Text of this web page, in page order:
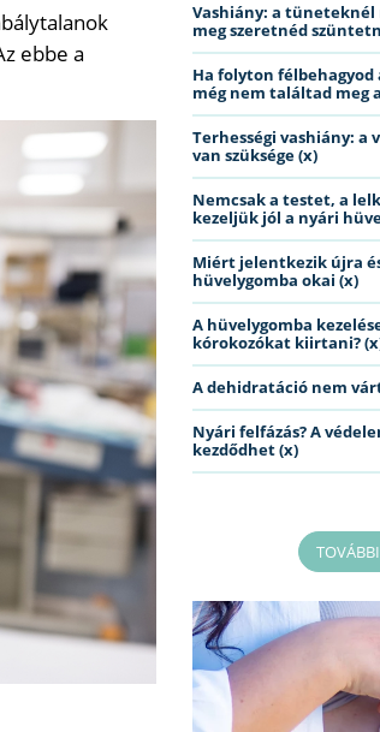
ebbe a
Vashiány: a tüneteknél
meg szeretnéd
Ha folyton
még nem találtad meg
Terhességi vashiány:
van szüksége (x)
Nemcsak a testet, a
kezeljük jól a nyári
Miért jelentkezik újra
hüvelygomba okai (x)
A hüvelygomba
kórokozókat kiirtani?
A dehidratáció nem
Nyári felfázás? A
kezdődhet (x)